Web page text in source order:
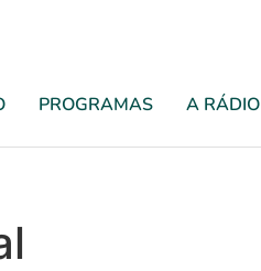
PROGRAMAS A RÁDIO